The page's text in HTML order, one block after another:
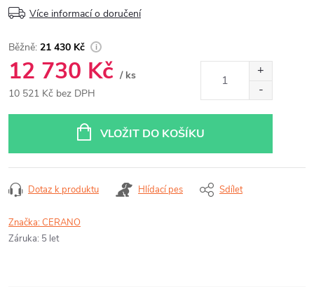
Více informací o doručení
21 430 Kč
12 730 Kč / ks
10 521 Kč bez DPH
VLOŽIT DO KOŠÍKU
Dotaz k produktu Hlídací pes Sdílet
Značka:CERANO
Záruka: 5 let